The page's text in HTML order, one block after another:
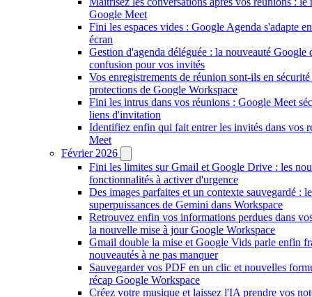
Google Meet
Fini les espaces vides : Google Agenda s'adapte
écran
Gestion d'agenda déléguée : la nouveauté Google
confusion pour vos invités
Vos enregistrements de réunion sont-ils en
protections de Google Workspace
Fini les intrus dans vos réunions : Google Meet
liens d'invitation
Identifiez enfin qui fait entrer les invités dans vos
Meet
Février 2026
Fini les limites sur Gmail et Google Drive : les
fonctionnalités à activer d'urgence
Des images parfaites et un contexte sauvegardé :
superpuissances de Gemini dans Workspace
Retrouvez enfin vos informations perdues dans
la nouvelle mise à jour Google Workspace
Gmail double la mise et Google Vids parle enfin
nouveautés à ne pas manquer
Sauvegarder vos PDF en un clic et nouvelles
récap Google Workspace
Créez votre musique et laissez l'IA prendre vos